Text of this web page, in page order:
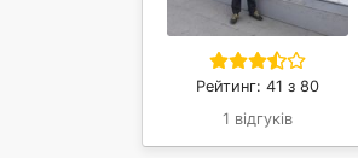
Рейтинг: 41 з 80
1 відгуків